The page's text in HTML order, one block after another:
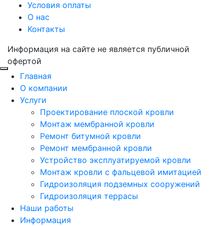
Условия оплаты
О нас
Контакты
Информация на сайте не является публичной
офертой
Главная
О компании
Услуги
Проектирование плоской кровли
Монтаж мембранной кровли
Ремонт битумной кровли
Ремонт мембранной кровли
Устройство эксплуатируемой кровли
Монтаж кровли с фальцевой имитацией
Гидроизоляция подземных сооружений
Гидроизоляция террасы
Наши работы
Информация